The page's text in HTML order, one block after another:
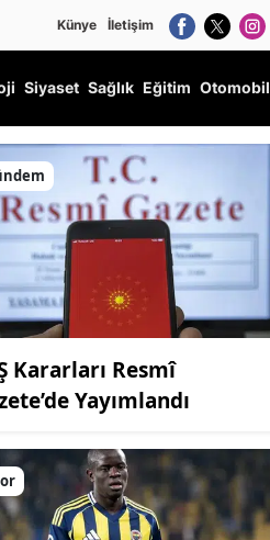
Künye İletişim
Siyaset Sağlık Eğitim Otomobil
Kararları Resmî
Yayımlandı